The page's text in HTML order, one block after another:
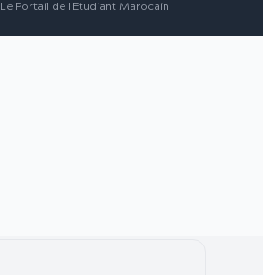
Le Portail de l'Etudiant Marocain